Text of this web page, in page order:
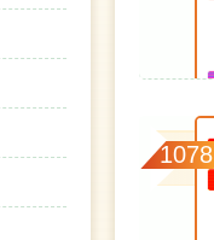
1078